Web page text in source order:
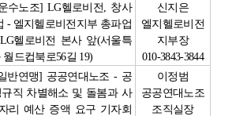
수노조] LG헬로비전, 창사
- 엘지헬로비전지부 총파업
헬로비전 본사 앞(서울특
월드컵북로56길 19)
신지은
엘지헬로비전
지부장
010-3843-3844
반연맹] 공공연대노조- 공
직 차별해소 및 돌봄과 사
리 예산 증액 요구 기자회
이정범
공공연대노조
조직실장